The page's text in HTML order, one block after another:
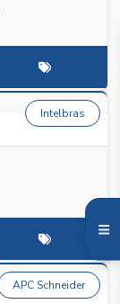
Intelbras
APC Schneider